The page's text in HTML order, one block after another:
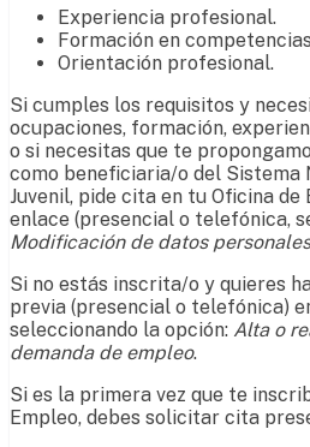
Experiencia profesional.
Formación en
Orientación profesional.
Si cumples los requisitos y
ocupaciones, formación,
o si necesitas que te
como beneficiaria/o del Sistema
Juvenil, pide cita en tu Oficina
enlace (presencial o telefónica,
Modificación de datos
Si no estás inscrita/o y quieres
previa (presencial o telefónica)
seleccionando la opción: Alta o
demanda de empleo.
Si es la primera vez que te
Empleo, debes solicitar cita